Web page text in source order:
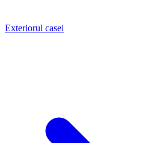
Exteriorul casei